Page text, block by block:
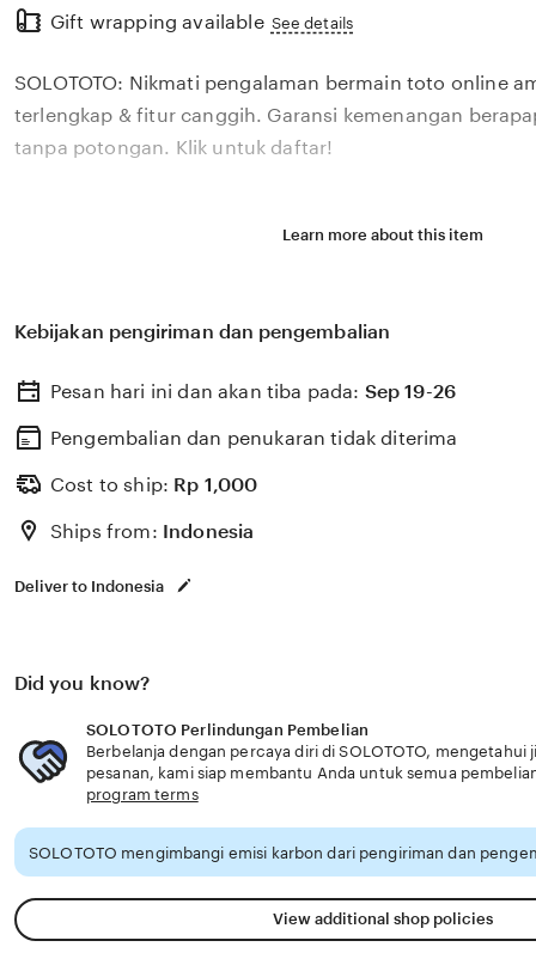
the
description
Gift wrapping available See details
SOLOTOTO: Nikmati pengalaman bermain toto online
terlengkap & fitur canggih. Garansi kemenangan
tanpa potongan. Klik untuk daftar!
Learn more about this item
Kebijakan pengiriman dan pengembalian
Pesan hari ini dan akan tiba pada: Sep 19-26
Pengembalian dan penukaran tidak diterima
Cost to ship: Rp 1,000
Ships from: Indonesia
Deliver to Indonesia
Did you know?
SOLOTOTO Perlindungan Pembelian
Berbelanja dengan percaya diri di SOLOTOTO, mengetahui
pesanan, kami siap membantu Anda untuk semua
program terms
SOLOTOTO mengimbangi emisi karbon dari pengiriman dan
View additional shop policies